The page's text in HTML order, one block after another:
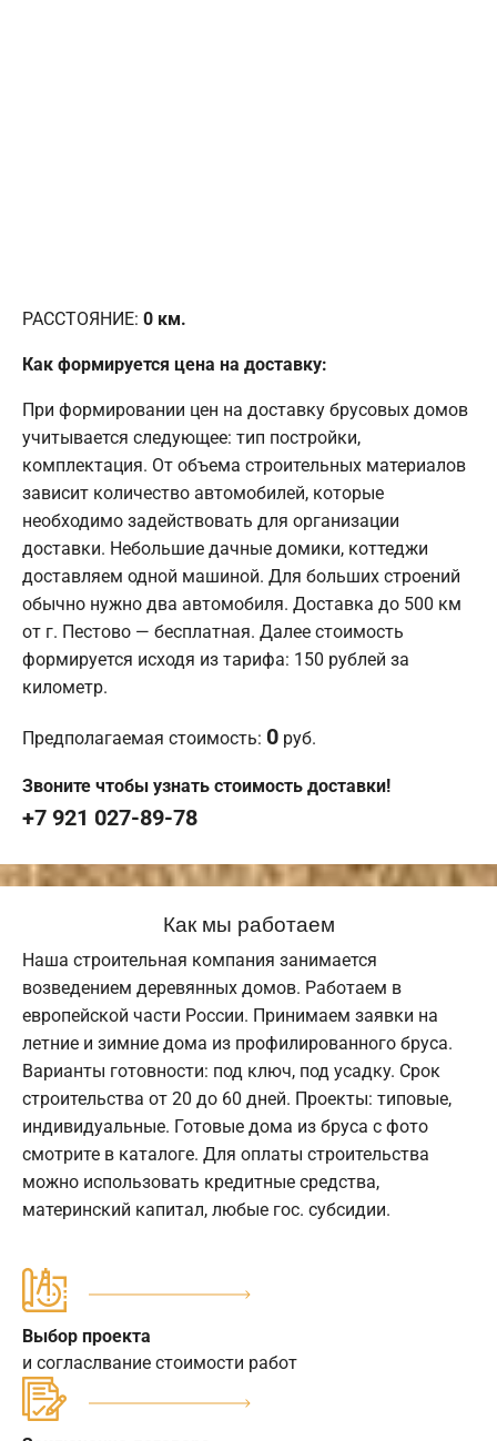
РАССТОЯНИЕ: 0 км.
Как формируется цена на доставку:
При формировании цен на доставку брусовых домов
учитывается следующее: тип постройки,
комплектация. От объема строительных материалов
зависит количество автомобилей, которые
необходимо задействовать для организации
доставки. Небольшие дачные домики, коттеджи
доставляем одной машиной. Для больших строений
обычно нужно два автомобиля. Доставка до 500 км
от г. Пестово — бесплатная. Далее стоимость
формируется исходя из тарифа: 150 рублей за
километр.
Предполагаемая стоимость: 0 руб.
Звоните чтобы узнать стоимость доставки!
+7 921 027-89-78
Как мы работаем
Наша строительная компания занимается
возведением деревянных домов. Работаем в
европейской части России. Принимаем заявки на
летние и зимние дома из профилированного бруса.
Варианты готовности: под ключ, под усадку. Срок
строительства от 20 до 60 дней. Проекты: типовые,
индивидуальные. Готовые дома из бруса с фото
смотрите в каталоге. Для оплаты строительства
можно использовать кредитные средства,
материнский капитал, любые гос. субсидии.
Выбор проекта
и согласлвание стоимости работ